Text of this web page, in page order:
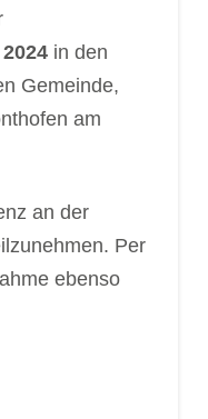
in den
Gemeinde,
am
an der
Per
ebenso